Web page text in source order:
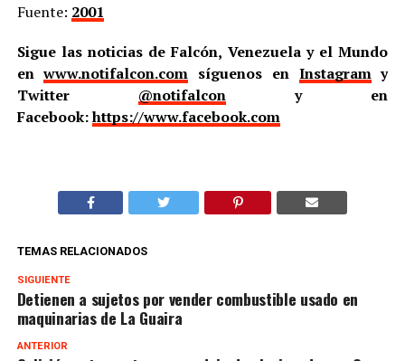
Fuente: 2001
Sigue las noticias de Falcón, Venezuela y el Mundo
enwww.notifalcon.com síguenos en Instagramy
Twitter @notifalcony en
Facebook:https://www.facebook.com
TEMAS RELACIONADOS
SIGUIENTE
Detienen a sujetos por vender combustible usado en
maquinarias de La Guaira
ANTERIOR